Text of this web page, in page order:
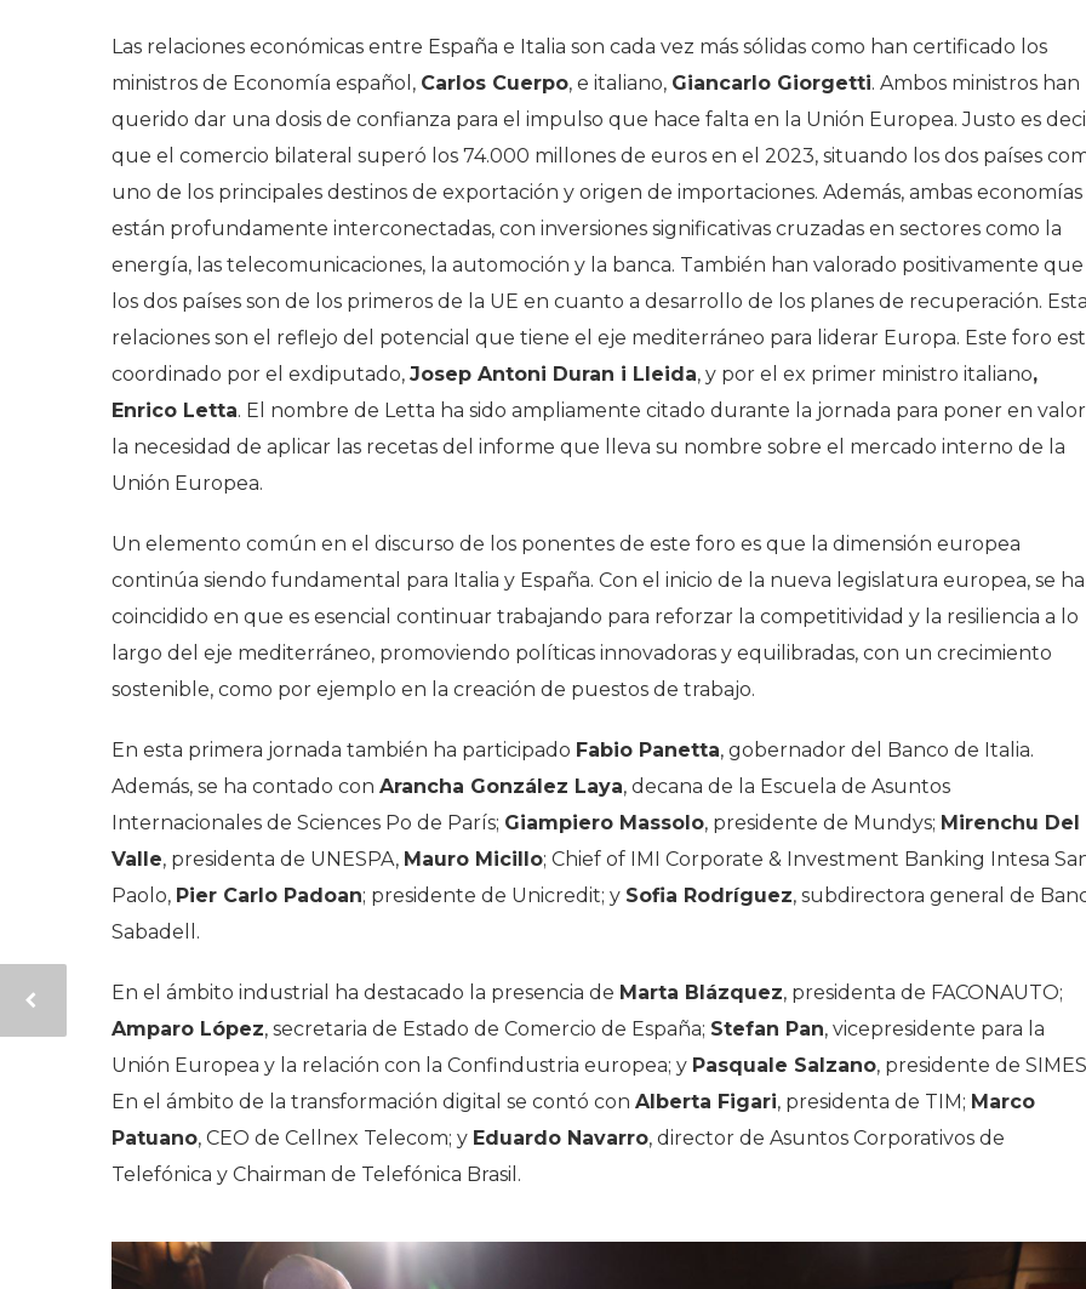
Las relaciones económicas entre España e Italia son cada vez más sólidas como han certificado los
ministros de Economía español, Carlos Cuerpo, e italiano, Giancarlo Giorgetti. Ambos ministros han
querido dar una dosis de confianza para el impulso que hace falta en la Unión Europea. Justo es
que el comercio bilateral superó los 74.000 millones de euros en el 2023, situando los dos países
uno de los principales destinos de exportación y origen de importaciones. Además, ambas economías
están profundamente interconectadas, con inversiones significativas cruzadas en sectores como la
energía, las telecomunicaciones, la automoción y la banca. También han valorado positivamente que
los dos países son de los primeros de la UE en cuanto a desarrollo de los planes de recuperación.
relaciones son el reflejo del potencial que tiene el eje mediterráneo para liderar Europa. Este foro
coordinado por el exdiputado, Josep Antoni Duran i Lleida, y por el ex primer ministro italiano,
Enrico Letta. El nombre de Letta ha sido ampliamente citado durante la jornada para poner en valor
la necesidad de aplicar las recetas del informe que lleva su nombre sobre el mercado interno de la
Unión Europea.
Un elemento común en el discurso de los ponentes de este foro es que la dimensión europea
continúa siendo fundamental para Italia y España. Con el inicio de la nueva legislatura europea, se ha
coincidido en que es esencial continuar trabajando para reforzar la competitividad y la resiliencia a lo
largo del eje mediterráneo, promoviendo políticas innovadoras y equilibradas, con un crecimiento
sostenible, como por ejemplo en la creación de puestos de trabajo.
En esta primera jornada también ha participado Fabio Panetta, gobernador del Banco de Italia.
Además, se ha contado con Arancha González Laya, decana de la Escuela de Asuntos
Internacionales de Sciences Po de París; Giampiero Massolo, presidente de Mundys; Mirenchu Del
Valle, presidenta de UNESPA, Mauro Micillo; Chief of IMI Corporate & Investment Banking Intesa
Paolo, Pier Carlo Padoan; presidente de Unicredit; y Sofia Rodríguez, subdirectora general de
Sabadell.
En el ámbito industrial ha destacado la presencia de Marta Blázquez, presidenta de FACONAUTO;
Amparo López, secretaria de Estado de Comercio de España; Stefan Pan, vicepresidente para la
Unión Europea y la relación con la Confindustria europea; y Pasquale Salzano, presidente de
En el ámbito de la transformación digital se contó con Alberta Figari, presidenta de TIM; Marco
Patuano, CEO de Cellnex Telecom; y Eduardo Navarro, director de Asuntos Corporativos de
Telefónica y Chairman de Telefónica Brasil.